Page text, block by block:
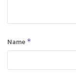
Name *